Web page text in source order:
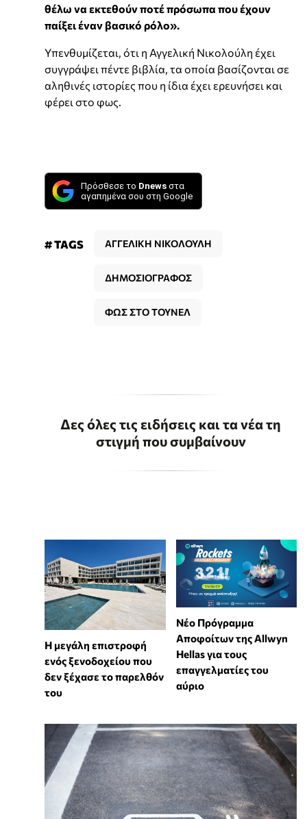
θέλω να εκτεθούν ποτέ πρόσωπα που έχουν
παίξει έναν βασικό ρόλο».
Υπενθυμίζεται, ότι η Αγγελική Νικολούλη έχει
συγγράψει πέντε βιβλία, τα οποία βασίζονται σε
αληθινές ιστορίες που η ίδια έχει ερευνήσει και
φέρει στο φως.
Πρόσθεσε το Dnews στα
αγαπημένα σου στη Google
# TAGS ΑΓΓΕΛΙΚΗ ΝΙΚΟΛΟΥΛΗ
ΔΗΜΟΣΙΟΓΡΑΦΟΣ
ΦΩΣ ΣΤΟ ΤΟΥΝΕΛ
Δες όλες τις ειδήσεις και τα νέα τη
στιγμή που συμβαίνουν
Η μεγάλη επιστροφή
ενός ξενοδοχείου που
δεν ξέχασε το παρελθόν
του
Νέο Πρόγραμμα
Αποφοίτων της Allwyn
Hellas για τους
επαγγελματίες του
αύριο